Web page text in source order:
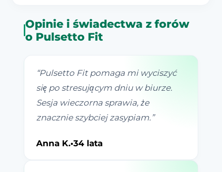
Opinie i świadectwa z forów
o Pulsetto Fit
“Pulsetto Fit pomaga mi wyciszyć
się po stresującym dniu w biurze.
Sesja wieczorna sprawia, że
znacznie szybciej zasypiam. ”
Anna K.•34 lata